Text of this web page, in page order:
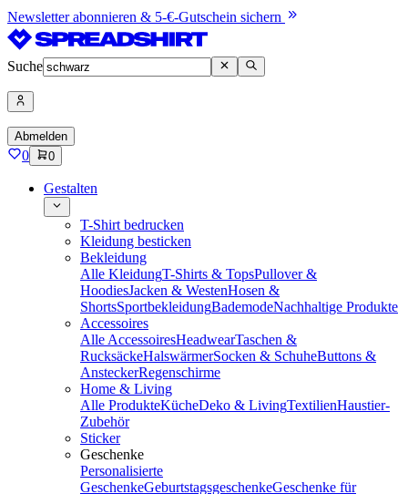
Newsletter abonnieren & 5-€-Gutschein sichern
Suche
Abmelden
0 0
Gestalten
T-Shirt bedrucken
Kleidung besticken
Bekleidung
Alle KleidungT-Shirts & TopsPullover &
HoodiesJacken & WestenHosen &
ShortsSportbekleidungBademodeNachhaltige Produkte
Accessoires
Alle AccessoiresHeadwearTaschen &
RucksäckeHalswärmerSocken & SchuheButtons &
AnsteckerRegenschirme
Home & Living
Alle ProdukteKücheDeko & LivingTextilienHaustier-
Zubehör
Sticker
Geschenke
Personalisierte
GeschenkeGeburtstagsgeschenkeGeschenke für